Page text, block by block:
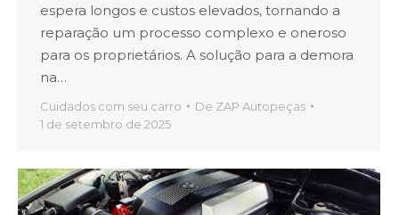
espera longos e custos elevados, tornando a
reparação um processo complexo e oneroso
para os proprietários. A solução para a demora
na…
Cuidados com seu carro De ZAP Autopeças
1 de setembro de 2025